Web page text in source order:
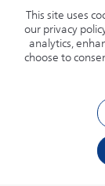
© 2026 Capsule
Technologie SASの
This site uses
our privacy
analytics,
choose to